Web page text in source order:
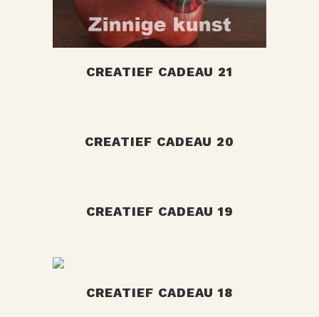
CREATIEF CADEAU 21
+
CREATIEF CADEAU 20
+
CREATIEF CADEAU 19
+
CREATIEF CADEAU 18